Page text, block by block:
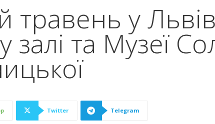
травень у
та Музеї
Twitter Telegram